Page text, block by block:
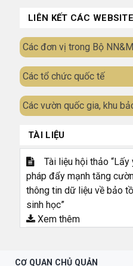
LIÊN KẾT CÁC WEBSITE
Các đơn vị trong Bộ
Các tổ chức quốc tế
Các vườn quốc gia, khu
TÀI LIỆU
Tài liệu hội thảo “Lấy
pháp đẩy mạnh tăng
thông tin dữ liệu về bảo
sinh học”
Xem thêm
CƠ QUAN CHỦ QUẢN